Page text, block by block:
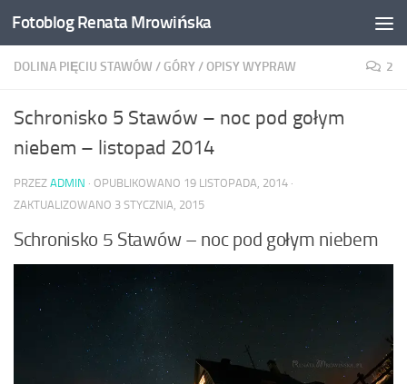
Przeskocz do treści
Fotoblog Renata Mrowińska
DOLINA PIĘCIU STAWÓW/ GÓRY/OPISY WYPRAW 2
Schronisko 5 Stawów – noc pod gołym
niebem – listopad 2014
PRZEZ ADMIN · OPUBLIKOWANO 19 LISTOPADA, 2014 ·
ZAKTUALIZOWANO 3 STYCZNIA, 2015
Schronisko 5 Stawów – noc pod gołym niebem